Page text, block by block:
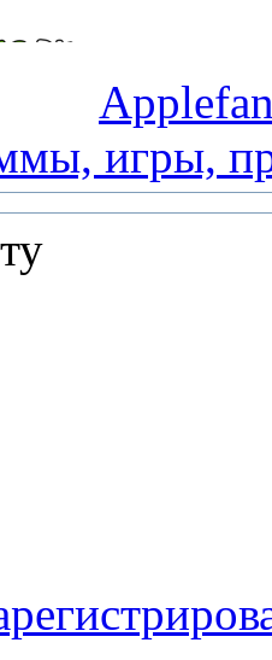
игры,